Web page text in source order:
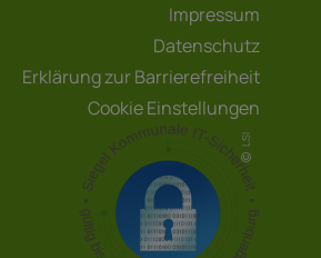
Impressum
Datenschutz
Erklärung zur Barrierefreiheit
Cookie Einstellungen
LSI